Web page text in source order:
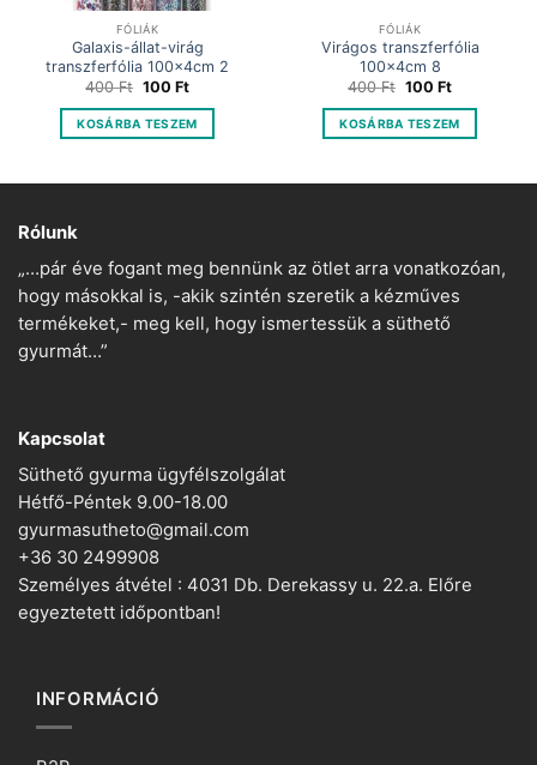
FÓLIÁK
Galaxis-állat-virág
transzferfólia 100x4cm 2
400Ft Original
was:
400 Ft.
100 FtCurrent
is:
100 Ft.
KOSÁRBA TESZEM
FÓLIÁK
Virágos transzferfólia
100x4cm 8
400Ft Original
was:
400 Ft.
100 FtCurrent
is:
100 Ft.
KOSÁRBA TESZEM
Rólunk
„…pár éve fogant meg bennünk az ötlet arra vonatkozóan,
hogy másokkal is, -akik szintén szeretik a kézműves
termékeket,- meg kell, hogy ismertessük a süthető
gyurmát…”
Kapcsolat
Süthető gyurma ügyfélszolgálat
Hétfő-Péntek 9.00-18.00
gyurmasutheto@gmail.com
+36 30 2499908
Személyes átvétel : 4031 Db. Derekassy u. 22.a. Előre
egyeztetett időpontban!
INFORMÁCIÓ